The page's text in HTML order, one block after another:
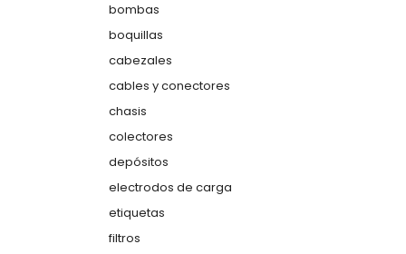
bombas
boquillas
cabezales
cables y conectores
chasis
colectores
depósitos
electrodos de carga
etiquetas
filtros